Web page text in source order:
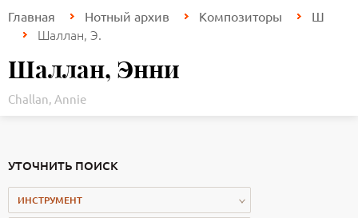
Главная Нотный архив Композиторы Ш
Шаллан, Э.
Шаллан, Энни
Challan, Annie
УТОЧНИТЬ ПОИСК
ИНСТРУМЕНТ